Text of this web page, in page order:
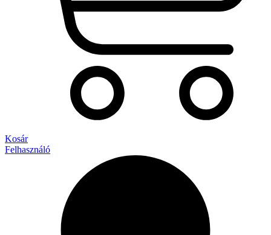
Kosár
Felhasználó